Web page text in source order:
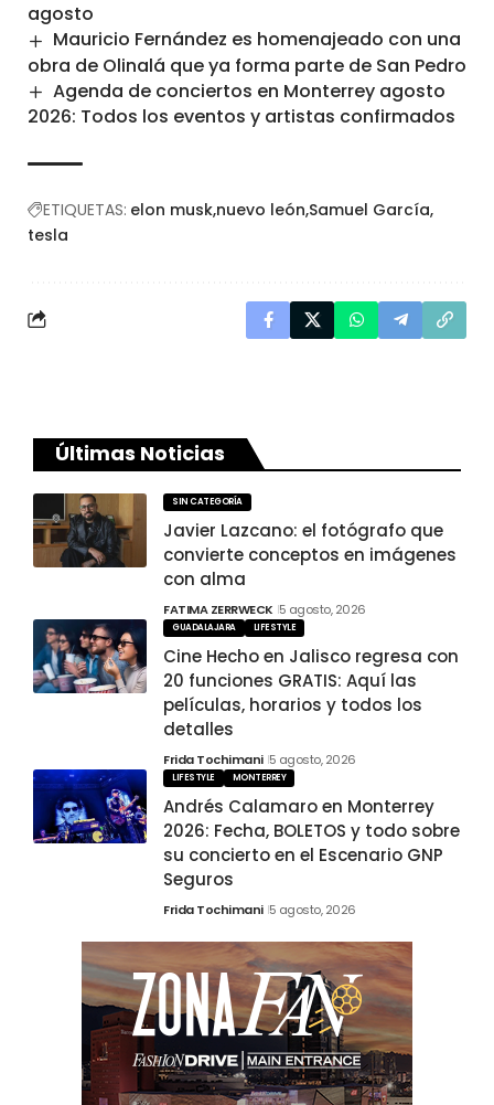
agosto
Mauricio Fernández es homenajeado con una
obra de Olinalá que ya forma parte de San Pedro
Agenda de conciertos en Monterrey agosto
2026: Todos los eventos y artistas confirmados
ETIQUETAS: elon musk nuevo león Samuel García
tesla
Últimas Noticias
SIN CATEGORÍA
Javier Lazcano: el fotógrafo que
convierte conceptos en imágenes
con alma
FATIMA ZERRWECK 5 agosto, 2026
GUADALAJARA LIFESTYLE
Cine Hecho en Jalisco regresa con
20 funciones GRATIS: Aquí las
películas, horarios y todos los
detalles
Frida Tochimani 5 agosto, 2026
LIFESTYLE MONTERREY
Andrés Calamaro en Monterrey
2026: Fecha, BOLETOS y todo sobre
su concierto en el Escenario GNP
Seguros
Frida Tochimani 5 agosto, 2026